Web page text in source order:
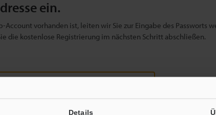
Details
ein.
vorhanden ist, leiten wir Sie zur Eingabe des Passworts
die kostenlose Registrierung im nächsten Schritt abschließen.